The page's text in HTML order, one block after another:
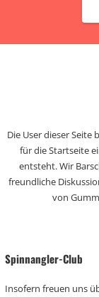
Die User dieser
für die Startseite
entsteht. Wir
freundliche
von
Spinnangler-Club
Insofern freuen uns